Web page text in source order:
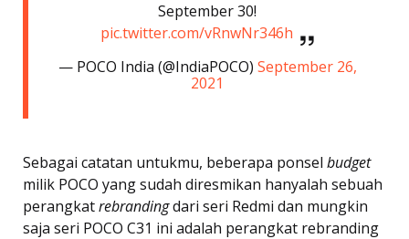
September 30!
pic.twitter.com/vRnwNr346h
— POCO India (@IndiaPOCO) September 26,
2021
Sebagai catatan untukmu, beberapa ponsel budget
milik POCO yang sudah diresmikan hanyalah sebuah
perangkatrebrandingdari seri Redmi dan mungkin
saja seri POCO C31 ini adalah perangkat rebranding